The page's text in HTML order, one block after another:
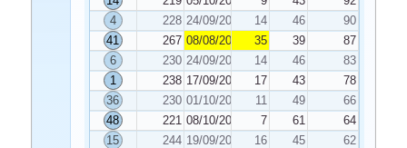
4
228 24/09/2022 14 46
90
41
267 08/08/2022 35 39
87
6
230 24/09/2022 14 46
83
1
238 17/09/2022 17 43
78
36
230 01/10/2022 11 49
66
48
221 08/10/2022 7 61
64
15
244 19/09/2022 16 45
62